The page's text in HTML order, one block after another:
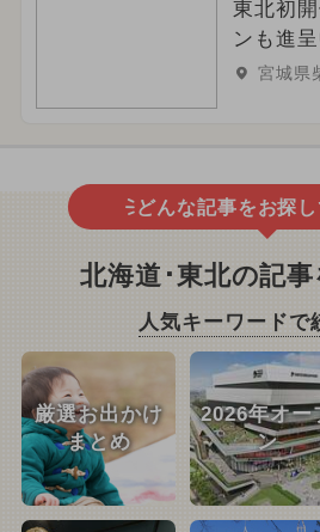
東北初
ンも進
宮城県
どんな記事をお探
北海道･東北の記
人気キーワードで
厳選お出かけ
まとめ
2026年オー
ン